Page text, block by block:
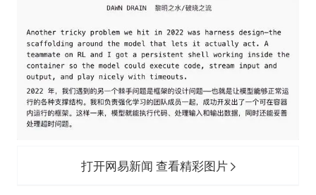
打开网易新闻 查看精彩图片